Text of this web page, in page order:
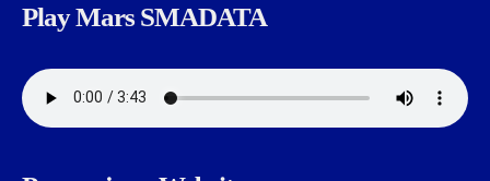
Play Mars SMADATA